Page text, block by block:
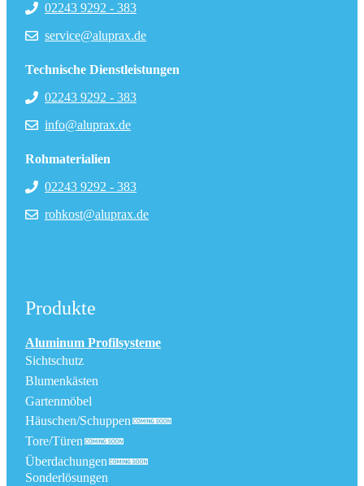
02243 9292 - 383
service@aluprax.de
Technische Dienstleistungen
02243 9292 - 383
info@aluprax.de
Rohmaterialien
02243 9292 - 383
rohkost@aluprax.de
Produkte
Aluminum Profilsysteme
Sichtschutz
Blumenkästen
Gartenmöbel
Häuschen/Schuppen
Tore/Türen
Überdachungen
Sonderlösungen